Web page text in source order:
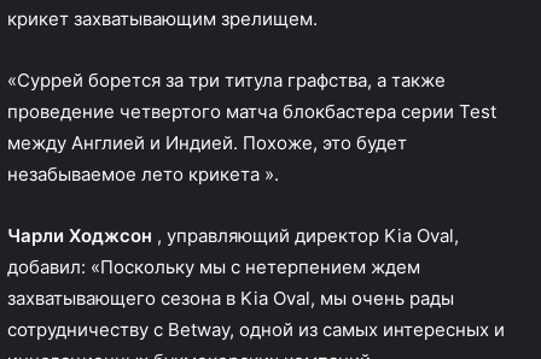
крикет захватывающим зрелищем.
«Суррей борется за три титула графства, а также
проведение четвертого матча блокбастера серии Test
между Англией и Индией. Похоже, это будет
незабываемое лето крикета ».
Чарли Ходжсон , управляющий директор Kia Oval,
добавил: «Поскольку мы с нетерпением ждем
захватывающего сезона в Kia Oval, мы очень рады
сотрудничеству с Betway, одной из самых интересных и